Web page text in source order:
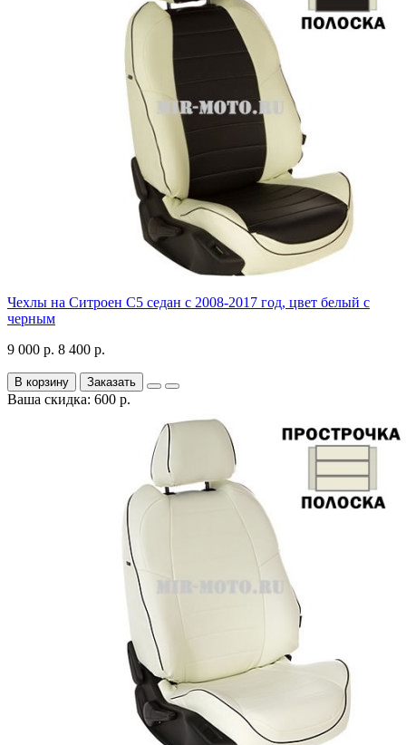
Чехлы на Ситроен С5 седан с 2008-2017 год, цвет белый с
черным
9 000 р. 8 400 р.
В корзину Заказать
Ваша скидка: 600 р.